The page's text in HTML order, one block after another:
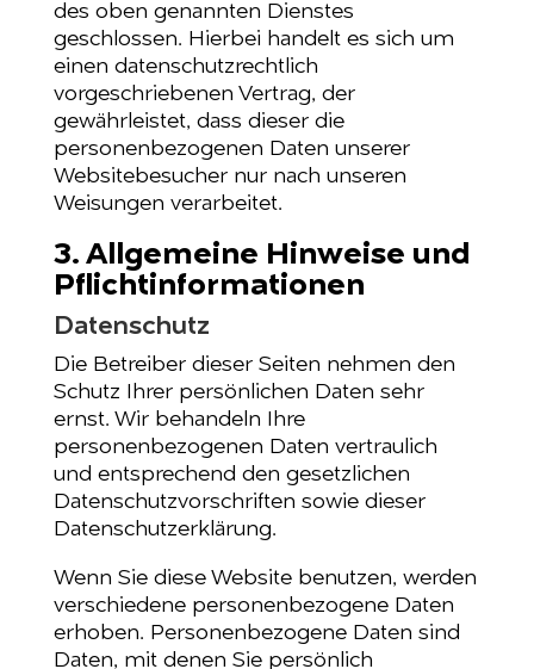
des oben genannten Dienstes
geschlossen. Hierbei handelt es sich um
einen datenschutzrechtlich
vorgeschriebenen Vertrag, der
gewährleistet, dass dieser die
personenbezogenen Daten unserer
Websitebesucher nur nach unseren
Weisungen verarbeitet.
3. Allgemeine Hinweise und
Pflicht­informationen
Datenschutz
Die Betreiber dieser Seiten nehmen den
Schutz Ihrer persönlichen Daten sehr
ernst. Wir behandeln Ihre
personenbezogenen Daten vertraulich
und entsprechend den gesetzlichen
Datenschutzvorschriften sowie dieser
Datenschutzerklärung.
Wenn Sie diese Website benutzen, werden
verschiedene personenbezogene Daten
erhoben. Personenbezogene Daten sind
Daten, mit denen Sie persönlich